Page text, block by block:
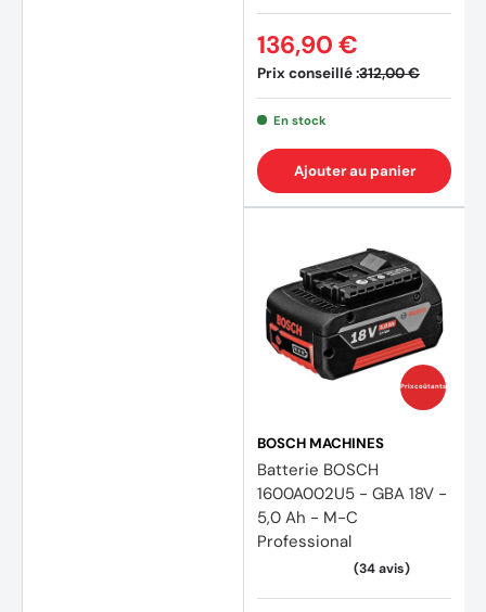
Prix conseillé :312,00 €
136,90 €
En stock
Ajouter au panier
Prix coûtants
BOSCH MACHINES
Batterie BOSCH
1600A002U5 - GBA 18V -
5,0 Ah - M-C
Professional